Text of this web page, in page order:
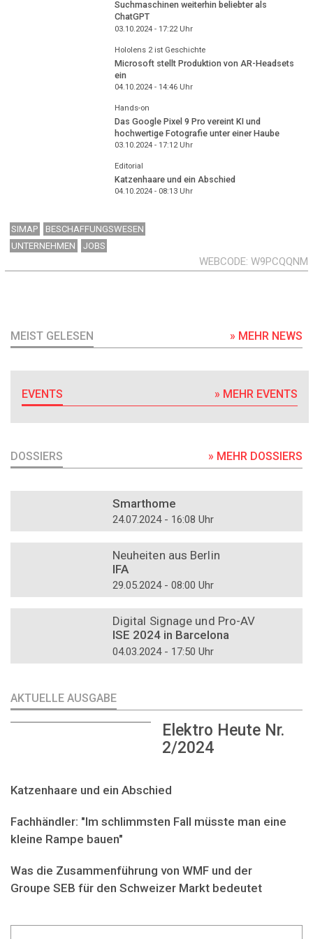
Suchmaschinen weiterhin beliebter als
ChatGPT
03.10.2024 - 17:22Uhr
Hololens 2 ist Geschichte
Microsoft stellt Produktion von AR-Headsets
ein
04.10.2024 - 14:46Uhr
Hands-on
Das Google Pixel 9 Pro vereint KI und
hochwertige Fotografie unter einer Haube
03.10.2024 - 17:12Uhr
Editorial
Katzenhaare und ein Abschied
04.10.2024 - 08:13Uhr
SIMAP
BESCHAFFUNGSWESEN
UNTERNEHMEN
JOBS
WEBCODE W9PCQQNM
MEIST GELESEN » MEHR NEWS
EVENTS » MEHR EVENTS
DOSSIERS » MEHR DOSSIERS
Smarthome
24.07.2024 - 16:08 Uhr
Neuheiten aus Berlin
IFA
29.05.2024 - 08:00 Uhr
Digital Signage und Pro-AV
ISE 2024 in Barcelona
04.03.2024 - 17:50 Uhr
AKTUELLE AUSGABE
Elektro Heute Nr.
2/2024
Katzenhaare und ein Abschied
Fachhändler: "Im schlimmsten Fall müsste man eine
kleine Rampe bauen"
Was die Zusammenführung von WMF und der
Groupe SEB für den Schweizer Markt bedeutet